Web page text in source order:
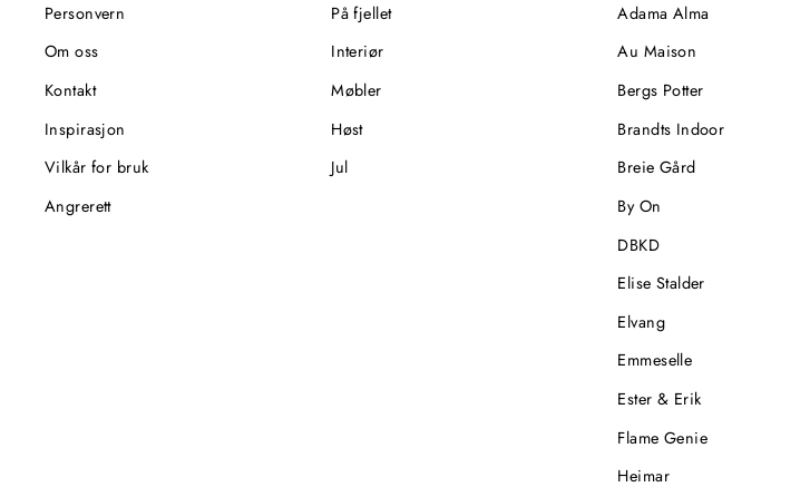
Personvern
Om oss
Kontakt
Inspirasjon
Vilkår for bruk
Angrerett
På fjellet
Interiør
Møbler
Høst
Jul
Adama Alma
Au Maison
Bergs Potter
Brandts Indoor
Breie Gård
By On
DBKD
Elise Stalder
Elvang
Emmeselle
Ester & Erik
Flame Genie
Heimar